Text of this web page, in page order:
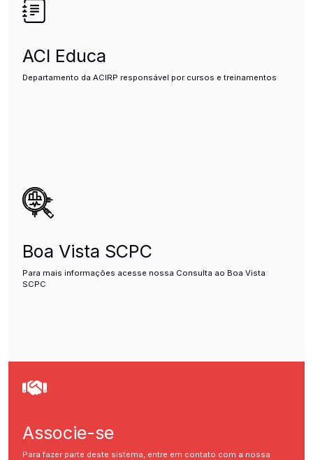
ACI Educa
Departamento da ACIRP responsável por cursos e treinamentos
Boa Vista SCPC
Para mais informações acesse nossa Consulta ao Boa Vista
SCPC
Associe-se
Para fazer parte deste sistema, entre em contato com a nossa